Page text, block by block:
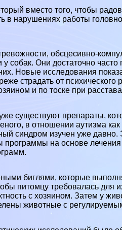
вместо того, чтобы
в нарушениях работы
обсцесивно-
собак. Они достаточно
Новые исследования
страдать от психического
и по тоске при
существуют препараты,
в отношении аутизма
синдром изучен уже
на основе лечения
биглями, которые
питомцу требовалась
с хозяином. Затем у
животные с